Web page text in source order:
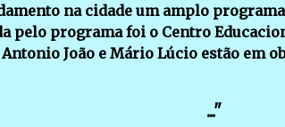
na cidade um amplo
pelo programa foi o Centro
João e Mário Lúcio estão em
..."